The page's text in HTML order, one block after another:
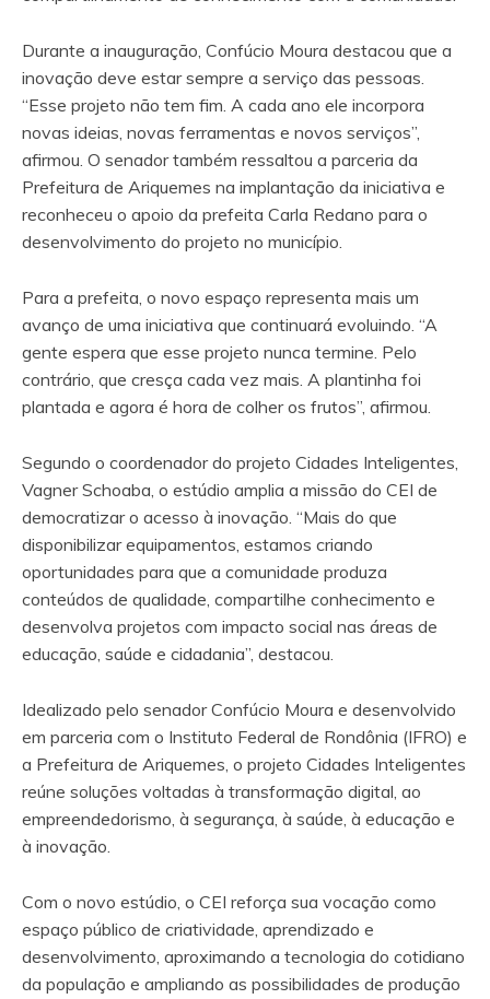
Durante a inauguração, Confúcio Moura destacou que a
inovação deve estar sempre a serviço das pessoas.
“Esse projeto não tem fim. A cada ano ele incorpora
novas ideias, novas ferramentas e novos serviços”,
afirmou. O senador também ressaltou a parceria da
Prefeitura de Ariquemes na implantação da iniciativa e
reconheceu o apoio da prefeita Carla Redano para o
desenvolvimento do projeto no município.
Para a prefeita, o novo espaço representa mais um
avanço de uma iniciativa que continuará evoluindo. “A
gente espera que esse projeto nunca termine. Pelo
contrário, que cresça cada vez mais. A plantinha foi
plantada e agora é hora de colher os frutos”, afirmou.
Segundo o coordenador do projeto Cidades Inteligentes,
Vagner Schoaba, o estúdio amplia a missão do CEI de
democratizar o acesso à inovação. “Mais do que
disponibilizar equipamentos, estamos criando
oportunidades para que a comunidade produza
conteúdos de qualidade, compartilhe conhecimento e
desenvolva projetos com impacto social nas áreas de
educação, saúde e cidadania”, destacou.
Idealizado pelo senador Confúcio Moura e desenvolvido
em parceria com o Instituto Federal de Rondônia (IFRO) e
a Prefeitura de Ariquemes, o projeto Cidades Inteligentes
reúne soluções voltadas à transformação digital, ao
empreendedorismo, à segurança, à saúde, à educação e
à inovação.
Com o novo estúdio, o CEI reforça sua vocação como
espaço público de criatividade, aprendizado e
desenvolvimento, aproximando a tecnologia do cotidiano
da população e ampliando as possibilidades de produção